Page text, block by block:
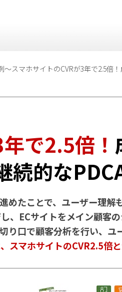
〜スマホサイトのCVRが3年で2.5倍
で2.5倍！
的な
めたことで、ユーザー理解
、ECサイトをメイン顧客の
り口で顧客分析を行い、ユ
スマホサイトのCVR2.5倍